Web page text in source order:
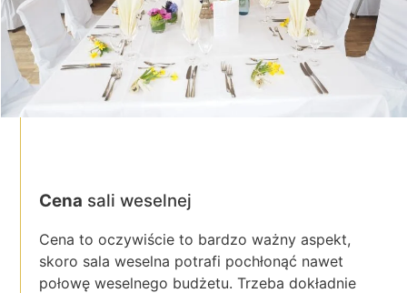
Cena sali weselnej
Cena to oczywiście to bardzo ważny aspekt,
skoro sala weselna potrafi pochłonąć nawet
połowę weselnego budżetu. Trzeba dokładnie